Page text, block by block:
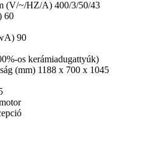
(V/~/HZ/A) 400/3/50/43
60
90
os kerámiadugattyúk)
(mm) 1188 x 700 x 1045